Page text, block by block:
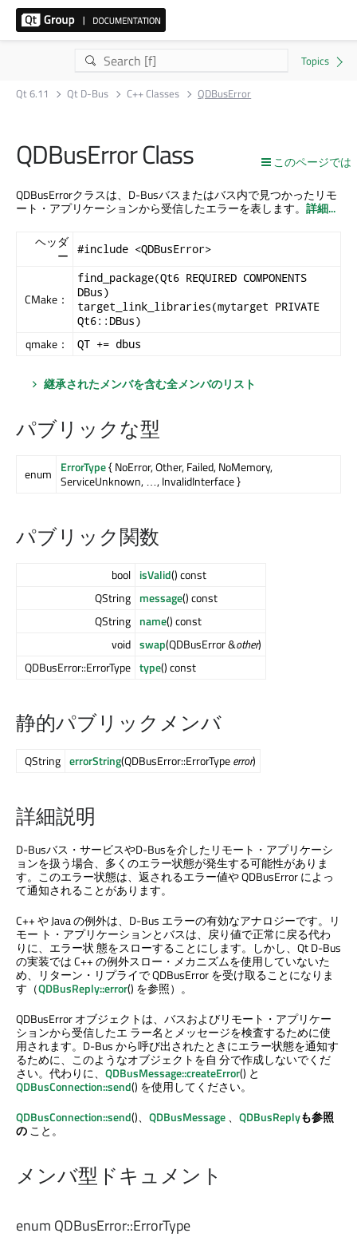
Qt 6.11 Qt D-Bus C++ Classes QDBusError
このページでは
QDBusError Class
QDBusErrorクラスは、D-Busバスまたはバス内で見つかったリモ
ート・アプリケーションから受信したエラーを表します。 詳細...
ヘッダ
ー
#include <QDBusError>
CMake：
find_package(Qt6 REQUIRED COMPONENTS
DBus)
target_link_libraries(mytarget PRIVATE
Qt6::DBus)
qmake： QT += dbus
継承されたメンバを含む全メンバのリスト
パブリックな型
enum ErrorType{ NoError, Other, Failed, NoMemory,
ServiceUnknown, …, InvalidInterface }
パブリック関数
bool isValid() const
QString message() const
QString name() const
void swap(QDBusError &other)
QDBusError::ErrorType type() const
静的パブリックメンバ
QString errorString(QDBusError::ErrorTypeerror)
詳細説明
D-Busバス・サービスやD-Busを介したリモート・アプリケーシ
ョンを扱う場合、多くのエラー状態が発生する可能性がありま
す。このエラー状態は、返されるエラー値や QDBusError によっ
て通知されることがあります。
C++ や Java の例外は、D-Bus エラーの有効なアナロジーです。リ
モー ト・アプリケーションとバスは、戻り値で正常に戻る代わ
りに、エラー状 態をスローすることにします。しかし、 Qt D-Bus
の実装では C++ の例外スロー・メカニズムを使用していないた
め、リターン・リプライで QDBusError を受け取ることになりま
す（QDBusReply::error() を参照）。
QDBusError オブジェクトは、バスおよびリモート・アプリケー
ションから受信したエ ラー名とメッセージを検査するために使
用されます。D-Bus から呼び出されたときにエラー状態を通知す
るために、このようなオブジェクトを自 分で作成しないでくだ
さい。代わりに、 QDBusMessage::createError() と
QDBusConnection::send() を使用してください。
QDBusConnection::send()、 QDBusMessage、 QDBusReplyも参照
のこと。
メンバ型ドキュメント
enum QDBusError::ErrorType